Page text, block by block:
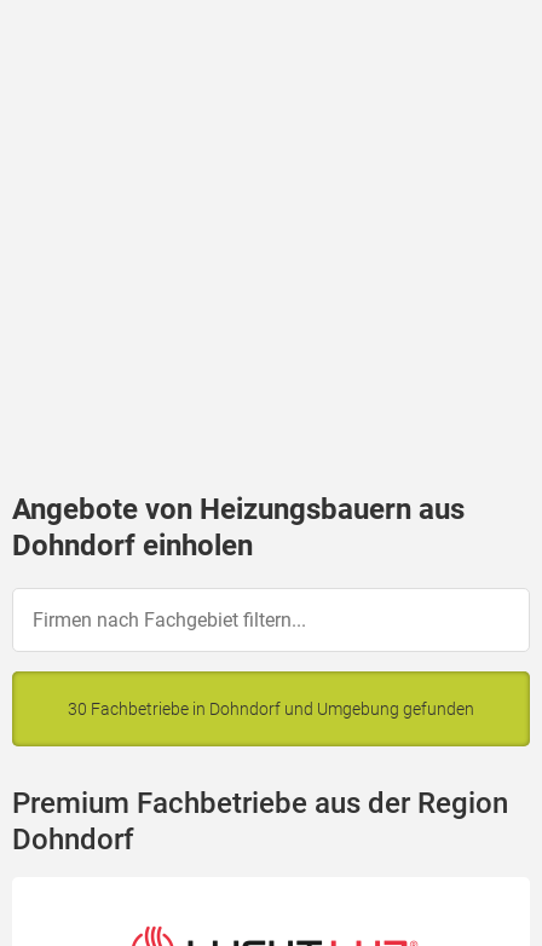
Angebote von Heizungsbauern aus
Dohndorf einholen
30 Fachbetriebe in Dohndorf und Umgebung gefunden
Premium Fachbetriebe aus der Region
Dohndorf